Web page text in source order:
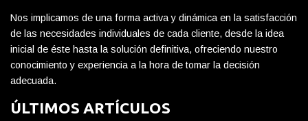
Nos implicamos de una forma activa y dinámica en la satisfacción
de las necesidades individuales de cada cliente, desde la idea
inicial de éste hasta la solución definitiva, ofreciendo nuestro
conocimiento y experiencia a la hora de tomar la decisión
adecuada.
ÚLTIMOS ARTÍCULOS